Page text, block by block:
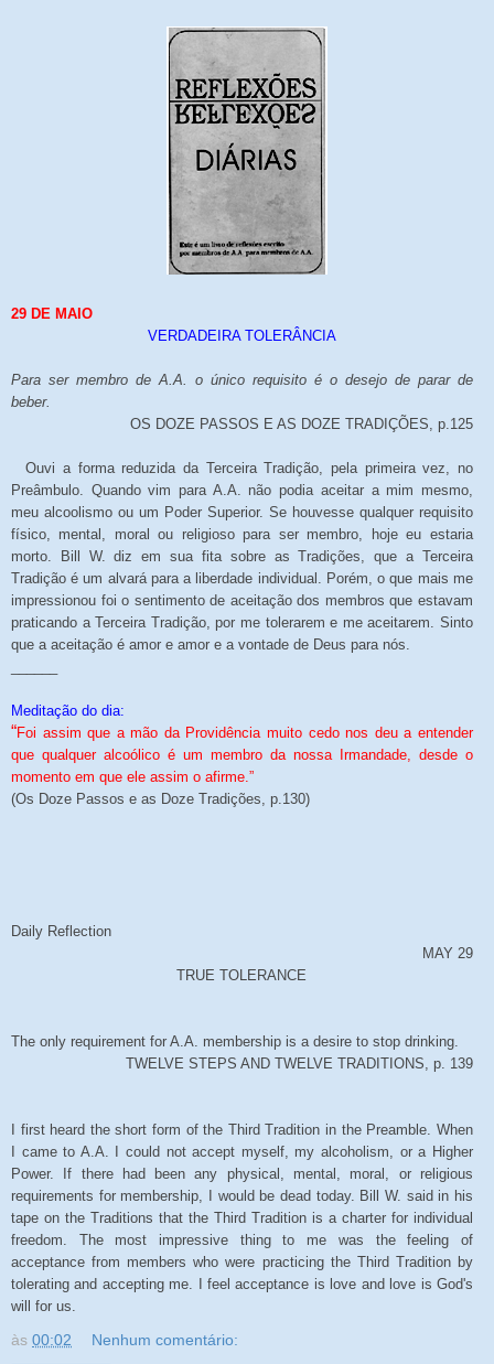
29 DE MAIO
VERDADEIRA TOLERÂNCIA
Para ser membro de A.A. o único requisito é o desejo de parar de
beber.
OS DOZE PASSOS E AS DOZE TRADIÇÕES, p.125
Ouvi a forma reduzida da Terceira Tradição, pela primeira vez, no
Preâmbulo. Quando vim para A.A. não podia aceitar a mim mesmo,
meu alcoolismo ou um Poder Superior. Se houvesse qualquer requisito
físico, mental, moral ou religioso para ser membro, hoje eu estaria
morto. Bill W. diz em sua fita sobre as Tradições, que a Terceira
Tradição é um alvará para a liberdade individual. Porém, o que mais me
impressionou foi o sentimento de aceitação dos membros que estavam
praticando a Terceira Tradição, por me tolerarem e me aceitarem. Sinto
que a aceitação é amor e amor e a vontade de Deus para nós.
Meditação do dia:
“Foi assim que a mão da Providência muito cedo nos deu a entender
que qualquer alcoólico é um membro da nossa Irmandade, desde o
momento em que ele assim o afirme.”
(Os Doze Passos e as Doze Tradições, p.130)
Daily Reflection
MAY 29
TRUE TOLERANCE
The only requirement for A.A. membership is a desire to stop drinking.
TWELVE STEPS AND TWELVE TRADITIONS, p. 139
I first heard the short form of the Third Tradition in the Preamble. When
I came to A.A. I could not accept myself, my alcoholism, or a Higher
Power. If there had been any physical, mental, moral, or religious
requirements for membership, I would be dead today. Bill W. said in his
tape on the Traditions that the Third Tradition is a charter for individual
freedom. The most impressive thing to me was the feeling of
acceptance from members who were practicing the Third Tradition by
tolerating and accepting me. I feel acceptance is love and love is God's
will for us.
às 00:02 Nenhum comentário: